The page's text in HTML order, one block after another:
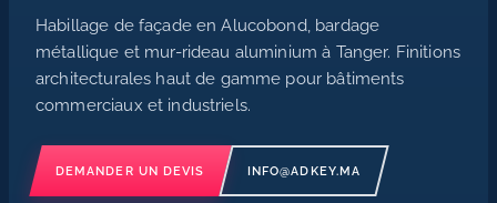
Habillage de façade en Alucobond, bardage
métallique et mur-rideau aluminium à Tanger. Finitions
architecturales haut de gamme pour bâtiments
commerciaux et industriels.
DEMANDER UN DEVIS INFO@ADKEY.MA